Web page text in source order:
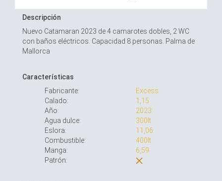
Descripción
Nuevo Catamaran 2023 de 4 camarotes dobles, 2 WC
con baños eléctricos. Capacidad 8 personas. Palma de
Mallorca
Características
Fabricante:
Excess
Calado:
1,15
Año:
2023
Agua dulce:
300lt
Eslora:
11,06
Combustible:
400lt
Manga:
6,59
Patrón: